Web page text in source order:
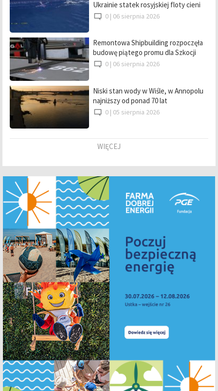
Ukrainie statek rosyjskiej floty cieni
0 | 06 sierpnia 2026
Remontowa Shipbuilding rozpoczęła
budowę piątego promu dla Szkocji
0 | 06 sierpnia 2026
Niski stan wody w Wiśle, w Annopolu
najniższy od ponad 70 lat
0 | 05 sierpnia 2026
WIĘCEJ